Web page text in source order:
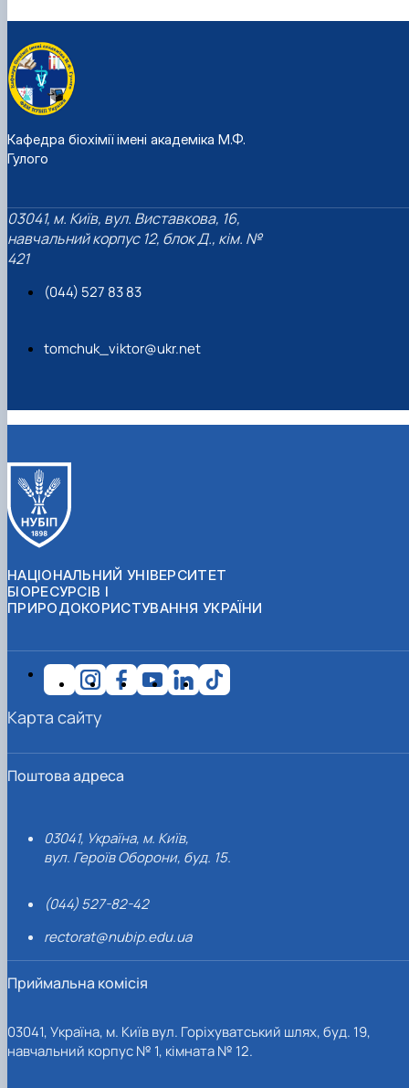
Кафедра біохімії імені академіка М.Ф.
Гулого
03041, м. Київ, вул. Виставкова, 16,
навчальний корпус 12, блок Д., кім. №
421
(044) 527 83 83
tomchuk_viktor@ukr.net
НАЦІОНАЛЬНИЙ УНІВЕРСИТЕТ
БІОРЕСУРСІВ І
ПРИРОДОКОРИСТУВАННЯ УКРАЇНИ
Поштова адреса
03041, Україна, м. Київ,
вул. Героїв Оборони, буд. 15.
(044) 527-82-42
rectorat@nubip.edu.ua
Приймальна комісія
03041, Україна, м. Київ вул. Горіхуватський шлях, буд. 19,
навчальний корпус № 1, кімната № 12.
Карта сайту